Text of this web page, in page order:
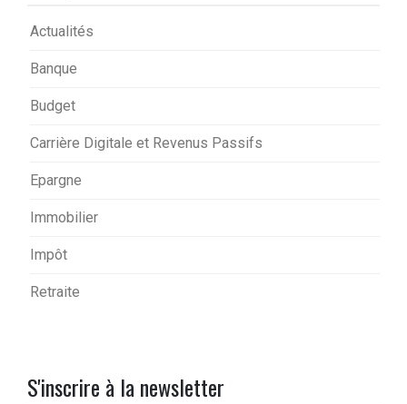
Actualités
Banque
Budget
Carrière Digitale et Revenus Passifs
Epargne
Immobilier
Impôt
Retraite
S'inscrire à la newsletter